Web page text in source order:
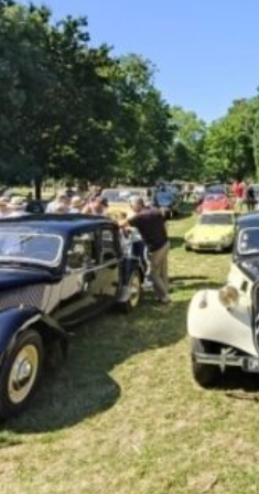
Notre
La
Les
Liens
Les
La
La